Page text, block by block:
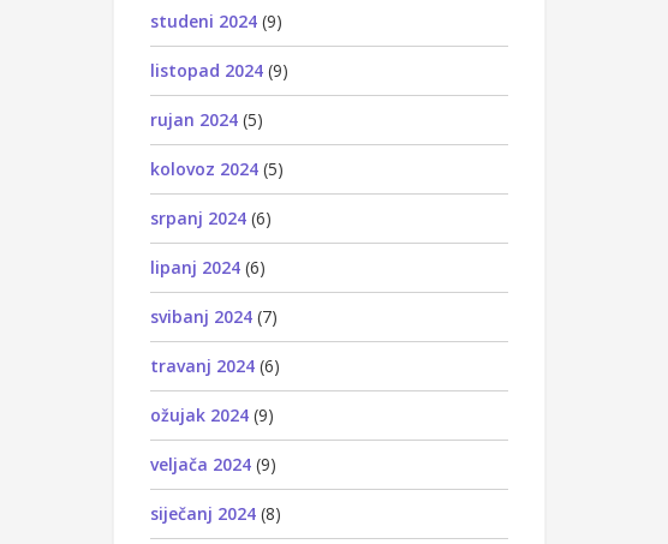
studeni 2024 (9)
listopad 2024 (9)
rujan 2024 (5)
kolovoz 2024 (5)
srpanj 2024 (6)
lipanj 2024 (6)
svibanj 2024 (7)
travanj 2024 (6)
ožujak 2024 (9)
veljača 2024 (9)
siječanj 2024 (8)